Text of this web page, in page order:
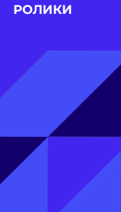
РОЛИКИ